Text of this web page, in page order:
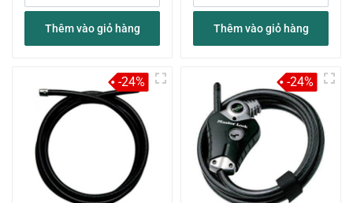
Thêm vào giỏ hàng Thêm vào giỏ hàng
-24% -24%